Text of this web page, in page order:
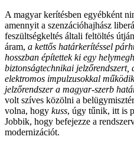
A magyar kerítésben egyébként
amennyit a szenzációhajhász
feszültségkeltés általi feltöltés
áram, a kettős határkerítéssel
hosszban építettek ki egy
biztonságtechnikai
elektromos impulzusokkal
jelzőrendszer a magyar-szerb
volt szíves közölni a
volna, hogy kuss, úgy tűnik, itt is
Jobbik, hogy befejezze a
modernizációt.